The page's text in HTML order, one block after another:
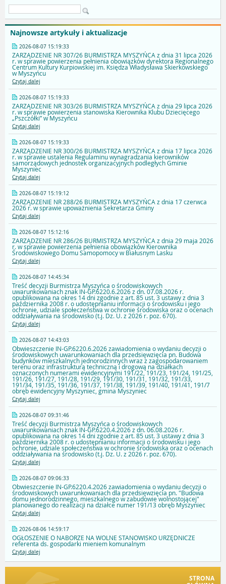
Najnowsze artykuły i aktualizacje
2026-08-07 15:19:33
ZARZĄDZENIE NR 307/26 BURMISTRZA MYSZYŃCA z dnia 31 lipca 2026
r. w sprawie powierzenia pełnienia obowiązków dyrektora Regionalnego
Centrum Kultury Kurpiowskiej im. Księdza Władysława Skierkowskiego
w Myszyńcu
Czytaj dalej
2026-08-07 15:19:33
ZARZĄDZENIE NR 303/26 BURMISTRZA MYSZYŃCA z dnia 29 lipca 2026
r. w sprawie powierzenia stanowiska Kierownika Klubu Dziecięcego
„Pszczółki” w Myszyńcu
Czytaj dalej
2026-08-07 15:19:33
ZARZĄDZENIE NR 300/26 BURMISTRZA MYSZYŃCA z dnia 17 lipca 2026
r. w sprawie ustalenia Regulaminu wynagradzania kierowników
samorządowych jednostek organizacyjnych podległych Gminie
Myszyniec
Czytaj dalej
2026-08-07 15:19:12
ZARZĄDZENIE NR 288/26 BURMISTRZA MYSZYŃCA z dnia 17 czerwca
2026 r. w sprawie upoważnienia Sekretarza Gminy
Czytaj dalej
2026-08-07 15:12:16
ZARZĄDZENIE NR 286/26 BURMISTRZA MYSZYŃCA z dnia 29 maja 2026
r. w sprawie powierzenia pełnienia obowiązków Kierownika
Środowiskowego Domu Samopomocy w Białusnym Lasku
Czytaj dalej
2026-08-07 14:45:34
Treść decyzji Burmistrza Myszyńca o środowiskowych
uwarunkowaniach znak IN-GP.6220.6.2026 z dn. 07.08.2026 r.
opublikowana na okres 14 dni zgodnie z art. 85 ust. 3 ustawy z dnia 3
października 2008 r. o udostępnianiu informacji o środowisku i jego
ochronie, udziale społeczeństwa w ochronie środowiska oraz o ocenach
oddziaływania na środowisko (t.j. Dz. U. z 2026 r. poz. 670).
Czytaj dalej
2026-08-07 14:43:03
Obwieszczenie IN-GP.6220.6.2026 zawiadomienia o wydaniu decyzji o
środowiskowych uwarunkowaniach dla przedsięwzięcia pn. Budowa
budynków mieszkalnych jednorodzinnych wraz z zagospodarowaniem
terenu oraz infrastrukturą techniczną i drogową na działkach
oznaczonych numerami ewidencyjnymi 191/22, 191/23, 191/24, 191/25,
191/26, 191/27, 191/28, 191/29, 191/30, 191/31, 191/32, 191/33,
191/34, 191/35, 191/36, 191/37, 191/38, 191/39, 191/40, 191/41, 191/7
obręb ewidencyjny Myszyniec, gmina Myszyniec
Czytaj dalej
2026-08-07 09:31:46
Treść decyzji Burmistrza Myszyńca o środowiskowych
uwarunkowaniach znak IN-GP.6220.4.2026 z dn. 06.08.2026 r.
opublikowana na okres 14 dni zgodnie z art. 85 ust. 3 ustawy z dnia 3
października 2008 r. o udostępnianiu informacji o środowisku i jego
ochronie, udziale społeczeństwa w ochronie środowiska oraz o ocenach
oddziaływania na środowisko (t.j. Dz. U. z 2026 r. poz. 670).
Czytaj dalej
2026-08-07 09:06:33
Obwieszczenie IN-GP.6220.4.2026 zawiadomienia o wydaniu decyzji o
środowiskowych uwarunkowaniach dla przedsięwzięcia pn. "Budowa
domu jednorodzinnego, mieszkalnego w zabudowie wolnostojącej"
planowanego do realizacji na działce numer 191/13 obręb Myszyniec
Czytaj dalej
2026-08-06 14:59:17
OGŁOSZENIE O NABORZE NA WOLNE STANOWISKO URZĘDNICZE
referenta ds. gospodarki mieniem komunalnym
Czytaj dalej
STRONA